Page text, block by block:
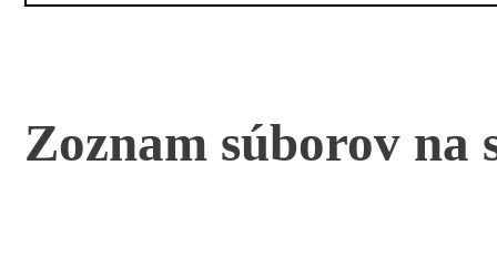
Zoznam súborov na